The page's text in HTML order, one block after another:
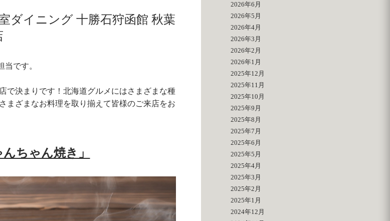
ダイニング 十勝石狩函館 秋葉
です。
で決まりです！北海道グルメにはさまざまな種
まざまなお料理を取り揃えて皆様のご来店をお
ちゃん焼き」
2026年6月
2026年5月
2026年4月
2026年3月
2026年2月
2026年1月
2025年12月
2025年11月
2025年10月
2025年9月
2025年8月
2025年7月
2025年6月
2025年5月
2025年4月
2025年3月
2025年2月
2025年1月
2024年12月